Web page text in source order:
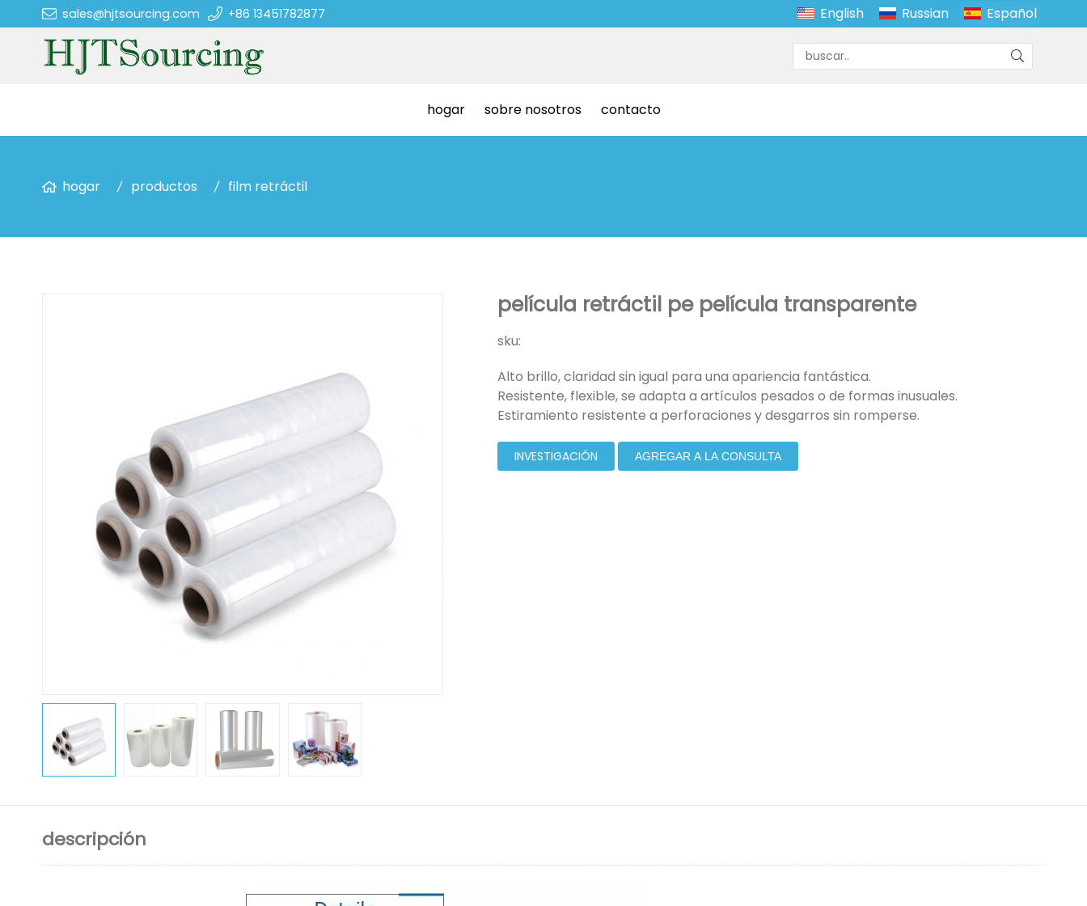
sales@hjtsourcing.com +86 13451782877 English Russian Español
hogar sobre nosotros contacto
hogar productos film retráctil
película retráctil pe película transparente
sku:
Alto brillo, claridad sin igual para una apariencia fantástica.
Resistente, flexible, se adapta a artículos pesados ​​o de formas inusuales.
Estiramiento resistente a perforaciones y desgarros sin romperse.
INVESTIGACIÓN AGREGAR A LA CONSULTA
descripción